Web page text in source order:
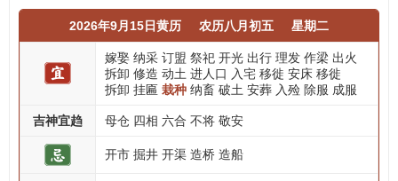
2026年9月15日黄历 农历八月初五 星期二
嫁娶 纳采 订盟 祭祀 开光 出行 理发 作梁 出火
拆卸 修造 动土 进人口 入宅 移徙 安床 移徙
拆卸 挂匾 栽种 纳畜 破土 安葬 入殓 除服 成服
吉神宜趋 母仓 四相 六合 不将 敬安
开市 掘井 开渠 造桥 造船